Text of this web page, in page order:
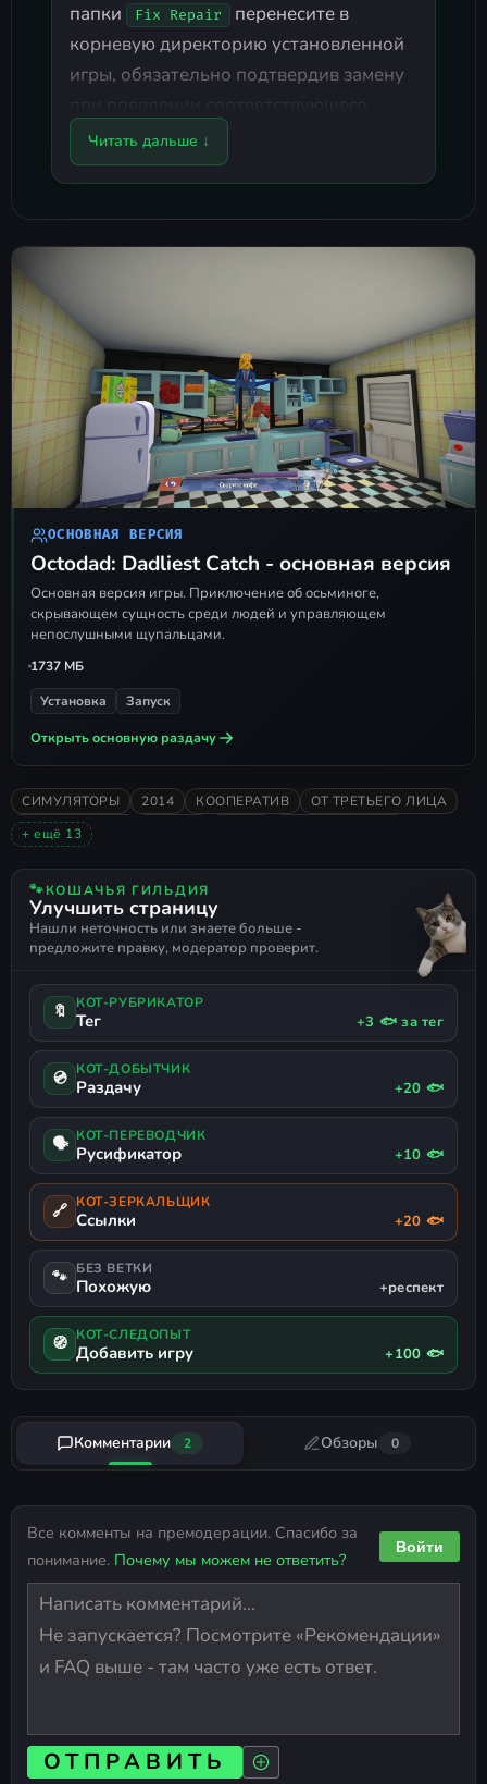
папки
Fix Repair
перенесите в
корневую директорию установленной
игры, обязательно подтвердив замену
запроса системы.
Инструкция по запуску
Откройте клиентSteamи
авторизуйтесь в своей учетной
исполняемого файла
Octodad Dadliest Catch.exe .
Как играть по сети
Создание сервера:
находясь в игре,
вызовите оверлейSteamи
отправьте другу приглашение,
используя функцию
Steam Remote Play .
Подключение:просто примите
товарища, чтобы начать совместное
прохождение.
Читать дальше ↓
ОСНОВНАЯ ВЕРСИЯ
Octodad: Dadliest Catch - основная версия
Основная версия игры. Приключение об осьминоге,
скрывающем сущность среди людей и управляющем
непослушными щупальцами.
1737 МБ
Установка
Запуск
Открыть основную раздачу
СИМУЛЯТОРЫ 2014 КООПЕРАТИВ
ОТ ТРЕТЬЕГО ЛИЦА
МУЛЬТИПЛЕЕР
ОДИНОЧНАЯ
СМЕШНАЯ
ФИЗИКА КОМЕДИЯ
СИМУЛЯТОР ХОДЬБЫ
РУССКИЙ ЯЗЫК
ПОДДЕРЖКА ГЕЙМПАДА
+ ещё 13
🐾КОШАЧЬЯ ГИЛЬДИЯ
Улучшить страницу
Нашли неточность или знаете больше -
предложите правку, модератор проверит.
🔖 КОТ-РУБРИКАТОР
Тег +3 🐟 за тег
💿 КОТ-ДОБЫТЧИК
Раздачу +20 🐟
🗣 КОТ-ПЕРЕВОДЧИК
Русификатор +10 🐟
🔗 КОТ-ЗЕРКАЛЬЩИК
Ссылки +20 🐟
🐾 БЕЗ ВЕТКИ
Похожую +респект
🧭 КОТ-СЛЕДОПЫТ
Добавить игру +100 🐟
Комментарии 2 Обзоры 0
Все комменты на премодерации. Спасибо за
понимание. Почему мы можем не ответить?
Войти
ОТПРАВИТЬ